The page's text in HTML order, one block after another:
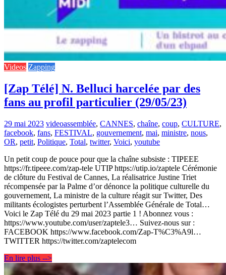
Videos Zapping
[Zap Télé] N. Belluci harcelée par des
fans au profil particulier (29/05/23)
29 mai 2023 videoassemblée, CANNES, chaîne, coup, CULTURE,
facebook, fans, FESTIVAL, gouvernement, mai, ministre, nous,
OR, petit, Politique, Total, twitter, Voici, youtube
Un petit coup de pouce pour que la chaîne subsiste : TIPEEE
https://fr.tipeee.com/zap-tele UTIP https://utip.io/zaptele Cérémonie
de clôture du Festival de Cannes, La réalisatrice Justine Triet
récompensée par la Palme d’or dénonce la politique culturelle du
gouvernement, La ministre de la culture réagit sur Twitter, Des
militants écologistes perturbent l’Assemblée Générale de Total…
Voici le Zap Télé du 29 mai 2023 partie 1 ! Abonnez vous :
https://www.youtube.com/user/zaptele3… Suivez-nous sur :
FACEBOOK https://www.facebook.com/Zap-T%C3%A9l…
TWITTER https://twitter.com/zaptelecom
En lire plus -->